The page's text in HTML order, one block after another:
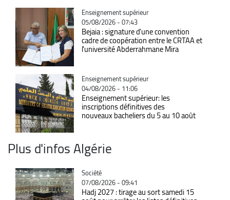
Catégorie
Enseignement supérieur
05/08/2026 - 07:43
Bejaia : signature d'une convention
cadre de coopération entre le CRTAA et
l'université Abderrahmane Mira
Catégorie
Enseignement supérieur
04/08/2026 - 11:06
Enseignement supérieur: les
inscriptions définitives des
nouveaux bacheliers du 5 au 10 août
Plus d'infos Algérie
Catégorie
Société
07/08/2026 - 09:41
Hadj 2027 : tirage au sort samedi 15